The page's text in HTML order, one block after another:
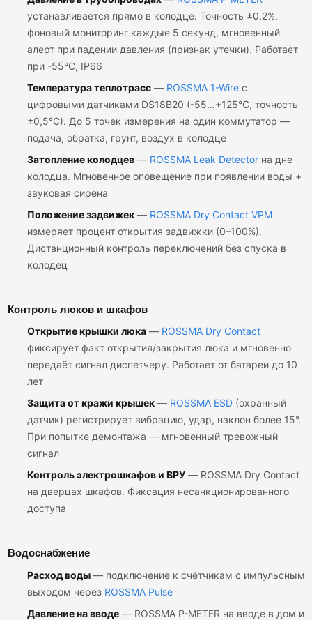
устанавливается прямо в колодце. Точность ±0,2%,
фоновый мониторинг каждые 5 секунд, мгновенный
алерт при падении давления (признак утечки). Работает
при -55°C, IP66
Температура теплотрасс— ROSSMA 1-Wireс
цифровыми датчиками DS18B20 (-55…+125°C, точность
±0,5°C). До 5 точек измерения на один коммутатор —
подача, обратка, грунт, воздух в колодце
Затопление колодцев— ROSSMA Leak Detectorна дне
колодца. Мгновенное оповещение при появлении воды +
звуковая сирена
Положение задвижек— ROSSMA Dry Contact VPM
измеряет процент открытия задвижки (0–100%).
Дистанционный контроль переключений без спуска в
колодец
Контроль люков и шкафов
Открытие крышки люка— ROSSMA Dry Contact
фиксирует факт открытия/закрытия люка и мгновенно
передаёт сигнал диспетчеру. Работает от батареи до 10
лет
Защита от кражи крышек— ROSSMA ESD(охранный
датчик) регистрирует вибрацию, удар, наклон более 15°.
При попытке демонтажа — мгновенный тревожный
сигнал
Контроль электрошкафов и ВРУ— ROSSMA Dry Contact
на дверцах шкафов. Фиксация несанкционированного
доступа
Водоснабжение
Расход воды— подключение к счётчикам с импульсным
выходом через ROSSMA Pulse
Давление на вводе— ROSSMA P-METER на вводе в дом и